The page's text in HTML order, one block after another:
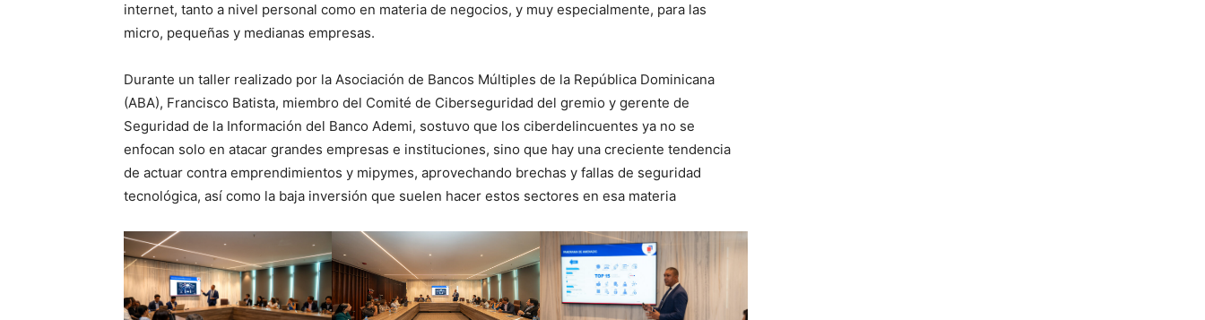
internet, tanto a nivel personal como en materia de negocios, y muy especialmente, para las
micro, pequeñas y medianas empresas.
Durante un taller realizado por la Asociación de Bancos Múltiples de la República Dominicana
(ABA), Francisco Batista, miembro del Comité de Ciberseguridad del gremio y gerente de
Seguridad de la Información del Banco Ademi, sostuvo que los ciberdelincuentes ya no se
enfocan solo en atacar grandes empresas e instituciones, sino que hay una creciente tendencia
de actuar contra emprendimientos y mipymes, aprovechando brechas y fallas de seguridad
tecnológica, así como la baja inversión que suelen hacer estos sectores en esa materia